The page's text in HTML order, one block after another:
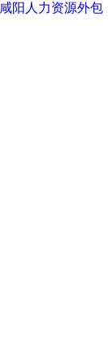
咸阳人力资源外包